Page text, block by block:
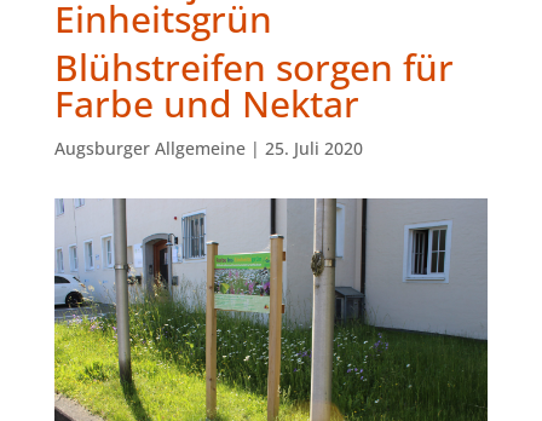
Einheitsgrün
Blühstreifen sorgen für
Farbe und Nektar
Augsburger Allgemeine | 25. Juli 2020